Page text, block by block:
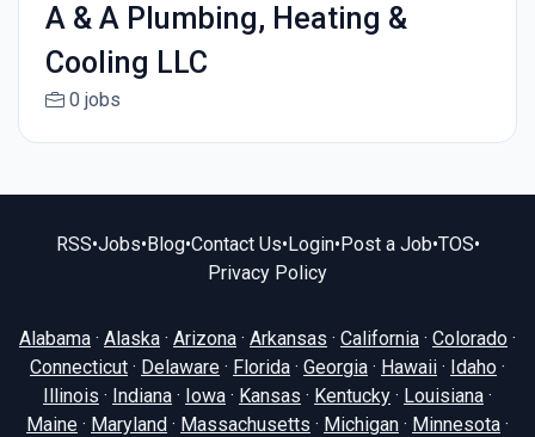
A & A Plumbing, Heating &
Cooling LLC
0 jobs
RSS•Jobs• Blog•Contact Us• Login• Post a Job•TOS•
Privacy Policy
Alabama · Alaska · Arizona · Arkansas · California · Colorado ·
Connecticut · Delaware · Florida · Georgia · Hawaii · Idaho ·
Illinois · Indiana · Iowa · Kansas · Kentucky · Louisiana ·
Maine · Maryland · Massachusetts · Michigan · Minnesota ·